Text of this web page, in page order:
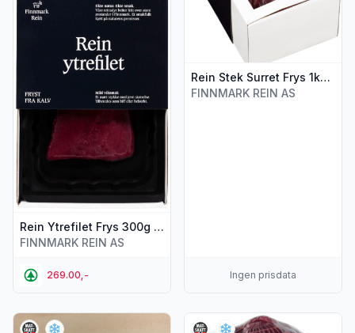
Rein Ytrefilet Frys 300g Finnmark Rein
FINNMARK REIN AS
269.00,-
Rein Stek Surret Frys 1kg Finnmark Rein
FINNMARK REIN AS
Ingen prisdata
Vis flere detaljer for produktet "Rein Suppekjøtt Frys Ca1kg
Vis flere detaljer for